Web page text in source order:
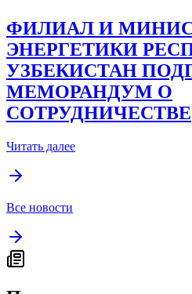
ФИЛИАЛ И
ЭНЕРГЕТИКИ
УЗБЕКИСТАН
МЕМОРАНДУМ О
СОТРУДНИЧЕСТВЕ
Читать далее
Все новости